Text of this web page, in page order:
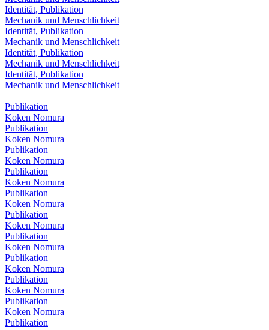
Identität, Publikation
Mechanik und Menschlichkeit
Identität, Publikation
Mechanik und Menschlichkeit
Identität, Publikation
Mechanik und Menschlichkeit
Identität, Publikation
Mechanik und Menschlichkeit
Publikation
Koken Nomura
Publikation
Koken Nomura
Publikation
Koken Nomura
Publikation
Koken Nomura
Publikation
Koken Nomura
Publikation
Koken Nomura
Publikation
Koken Nomura
Publikation
Koken Nomura
Publikation
Koken Nomura
Publikation
Koken Nomura
Publikation